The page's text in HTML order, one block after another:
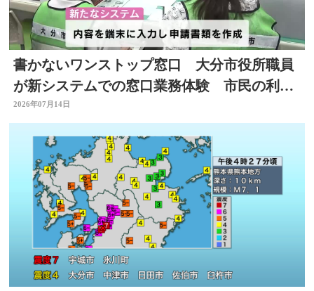
書かないワンストップ窓口 大分市役所職員
が新システムでの窓口業務体験 市民の利便
性向上と業務効率化へ
2026年07月14日